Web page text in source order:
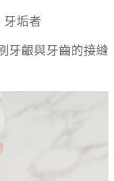
牙垢者
牙齦與牙齒的接縫